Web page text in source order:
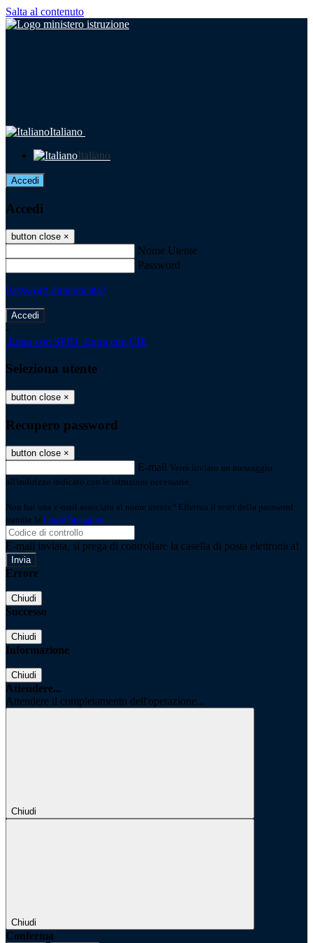
Salta al contenuto
Italiano
Italiano
Accedi
Accedi
button close ×
Nome Utente
Password
Password dimenticata?
-
Entra con SPID Entra con CIE
Seleziona utente
button close ×
Recupero password
button close ×
E-mail Verrà inviato un messaggio
all'indirizzo indicato con le istruzioni necessarie.
Non hai una e-mail associata al nome utente? Effettua il reset della password
tramite la Login Spaggiari
E-mail inviata, si prega di controllare la casella di posta elettronica!
Errore
Chiudi
Successo
Chiudi
Informazione
Chiudi
Attendere...
Attendere il completamento dell'operazione...
Chiudi
Chiudi
Conferma